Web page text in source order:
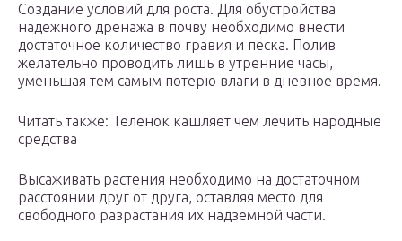
Создание условий для роста. Для обустройства
надежного дренажа в почву необходимо внести
достаточное количество гравия и песка. Полив
желательно проводить лишь в утренние часы,
уменьшая тем самым потерю влаги в дневное время.
Читать также: Теленок кашляет чем лечить народные
средства
Высаживать растения необходимо на достаточном
расстоянии друг от друга, оставляя место для
свободного разрастания их надземной части.